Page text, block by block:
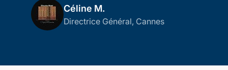
Céline M.
Directrice Général, Cannes